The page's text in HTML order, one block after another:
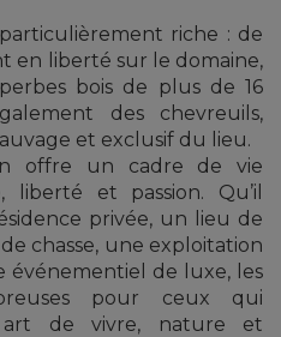
riche : de
en liberté sur le domaine,
bois de plus de 16
des chevreuils,
et exclusif du lieu.
offre un cadre de vie
liberté et passion. Qu’il
privée, un lieu de
chasse, une exploitation
événementiel de luxe, les
pour ceux qui
art de vivre, nature et